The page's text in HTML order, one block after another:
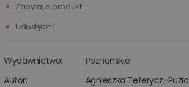
Wydawnictwo:
Poznańskie
Autor:
Agnieszka Teterycz-Puzio
Zapytaj o produkt
Udostępnij